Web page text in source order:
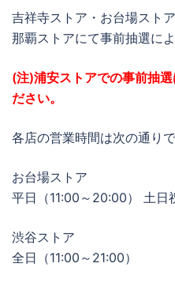
吉祥寺ストア・お台場スト
那覇ストアにて事前抽選に
(注)浦安ストアでの事前抽
ださい。
各店の営業時間は次の通りで
お台場ストア
平日（11:00～20:00） 土日
渋谷ストア
全日（11:00～21:00）